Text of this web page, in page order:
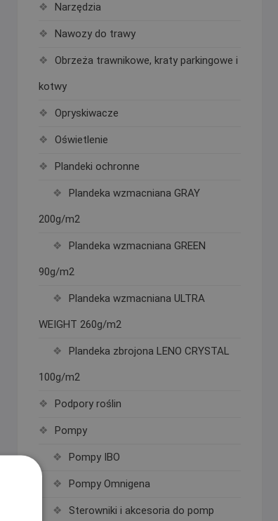
Narzędzia
Nawozy do trawy
Obrzeża trawnikowe, kraty parkingowe i
kotwy
Opryskiwacze
Oświetlenie
Plandeki ochronne
Plandeka wzmacniana GRAY
200g/m2
Plandeka wzmacniana GREEN
90g/m2
Plandeka wzmacniana ULTRA
WEIGHT 260g/m2
Plandeka zbrojona LENO CRYSTAL
100g/m2
Podpory roślin
Pompy
Pompy IBO
Pompy Omnigena
Sterowniki i akcesoria do pomp